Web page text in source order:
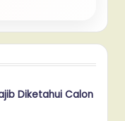
Diketahui Calon